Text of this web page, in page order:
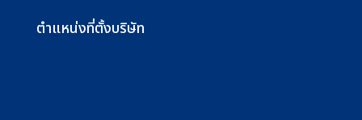
ตำแหน่งที่ตั้งบริษัท